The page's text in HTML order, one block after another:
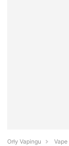
Orły Vapingu